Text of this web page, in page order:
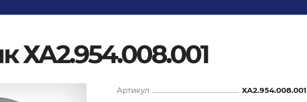
ХА2.954.008.001
Артикул
ХА2.954.008.001